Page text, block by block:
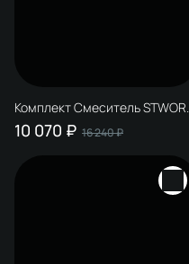
Комплект Смеситель STWORKI
Аулум S06020BG + Сифон SD-
001GM + Донный клапан SW-
10 070 ₽ 16 240 ₽